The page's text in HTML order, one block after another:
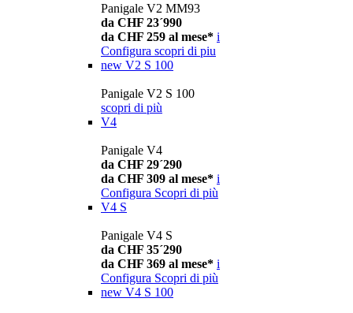
Panigale V2 MM93
da CHF 23´990
da CHF 259 al mese* i
Configura scopri di piu
new V2 S 100
Panigale V2 S 100
scopri di più
V4
Panigale V4
da CHF 29´290
da CHF 309 al mese* i
Configura Scopri di più
V4 S
Panigale V4 S
da CHF 35´290
da CHF 369 al mese* i
Configura Scopri di più
new V4 S 100